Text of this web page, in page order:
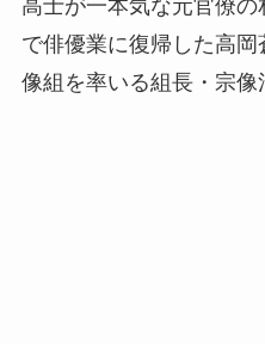
高士が一本気な元官僚
で俳優業に復帰した高
像組を率いる組長・宗像